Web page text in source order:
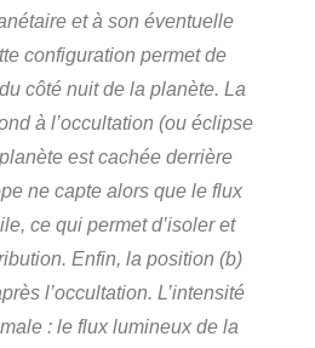
et à son éventuelle
configuration permet de
côté nuit de la planète. La
à l’occultation (ou éclipse
est cachée derrière
ne capte alors que le flux
ce qui permet d’isoler et
Enfin, la position (b)
l’occultation. L’intensité
: le flux lumineux de la